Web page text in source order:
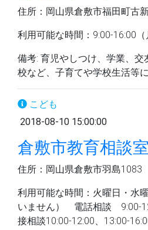
住所：岡山県倉敷市福田町古
利用可能な時間：9:00-16:00（
備考: 育児やしつけ、学業、
校など、子育てや学校生活等
こども
2018-08-10 15:00:00
倉敷市教育相談室
住所：岡山県倉敷市羽島1083
利用可能な時間：火曜日・水
いません） 電話相談 9:00-
接相談10:00-12:00、13:00-